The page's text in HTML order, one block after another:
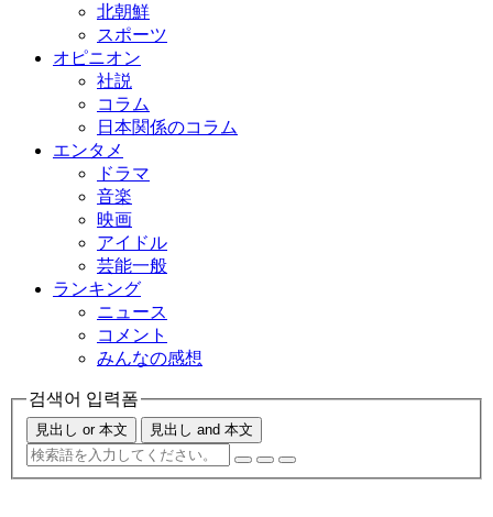
北朝鮮
スポーツ
オピニオン
社説
コラム
日本関係のコラム
エンタメ
ドラマ
音楽
映画
アイドル
芸能一般
ランキング
ニュース
コメント
みんなの感想
검색어 입력폼
見出し or 本文 見出し and 本文